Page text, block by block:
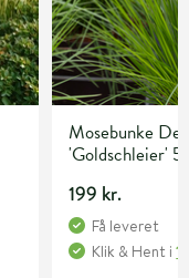
Mosebunke
'Goldschleier'
199 kr.
Få leveret
Klik & Hent i